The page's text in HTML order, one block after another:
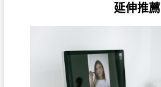
延伸推薦